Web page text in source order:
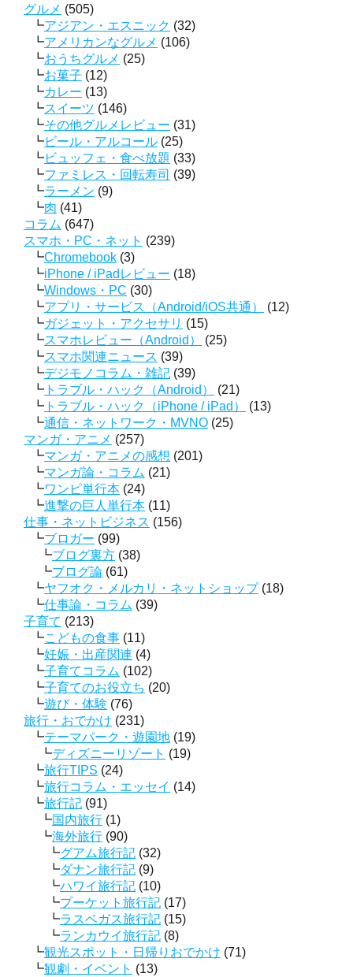
グルメ (505)
アジアン・エスニック (32)
アメリカンなグルメ (106)
おうちグルメ (25)
お菓子 (12)
カレー (13)
スイーツ (146)
その他グルメレビュー (31)
ビール・アルコール (25)
ビュッフェ・食べ放題 (33)
ファミレス・回転寿司 (39)
ラーメン (9)
肉 (41)
コラム (647)
スマホ・PC・ネット (239)
Chromebook (3)
iPhone / iPadレビュー (18)
Windows・PC (30)
アプリ・サービス（Android/iOS共通）
(12)
ガジェット・アクセサリ (15)
スマホレビュー（Android）
(25)
スマホ関連ニュース (39)
デジモノコラム・雑記 (39)
トラブル・ハック（Android）
(21)
トラブル・ハック（iPhone / iPad）
(13)
通信・ネットワーク・MVNO (25)
マンガ・アニメ (257)
マンガ・アニメの感想 (201)
マンガ論・コラム (21)
ワンピ単行本 (24)
進撃の巨人単行本 (11)
仕事・ネットビジネス (156)
ブロガー (99)
ブログ裏方 (38)
ブログ論 (61)
ヤフオク・メルカリ・ネットショップ(18)
仕事論・コラム (39)
子育て (213)
こどもの食事 (11)
妊娠・出産関連 (4)
子育てコラム (102)
子育てのお役立ち (20)
遊び・体験 (76)
旅行・おでかけ (231)
テーマパーク・遊園地 (19)
ディズニーリゾート (19)
旅行TIPS (24)
旅行コラム・エッセイ (14)
旅行記 (91)
国内旅行 (1)
海外旅行 (90)
グアム旅行記 (32)
ダナン旅行記 (9)
ハワイ旅行記 (10)
プーケット旅行記 (17)
ラスベガス旅行記 (15)
ランカウイ旅行記 (8)
観光スポット・日帰りおでかけ (71)
観劇・イベント (13)